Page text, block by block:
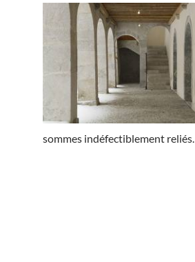
sommes indéfectiblement reliés.